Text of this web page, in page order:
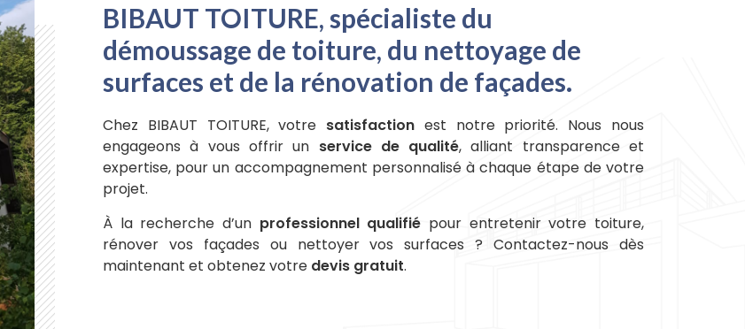
BIBAUT TOITURE, spécialiste du
démoussage de toiture, du nettoyage de
surfaces et de la rénovation de façades.
Chez BIBAUT TOITURE, votre satisfaction est notre priorité. Nous nous
engageons à vous offrir un service de qualité, alliant transparence et
expertise, pour un accompagnement personnalisé à chaque étape de votre
projet.
À la recherche d’un professionnel qualifié pour entretenir votre toiture,
rénover vos façades ou nettoyer vos surfaces ? Contactez-nous dès
maintenant et obtenez votre devis gratuit.